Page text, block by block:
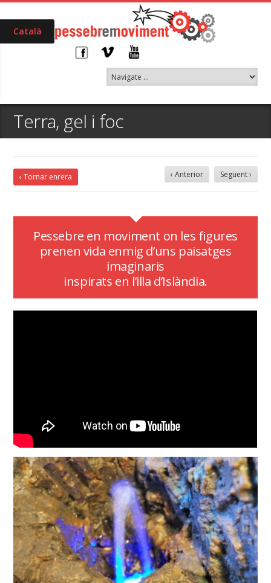
Català
Terra, gel i foc
‹ Tornar enrera ‹ Anterior Següent ›
Pessebre en moviment on les figures
prenen vida enmig d’uns paisatges
imaginaris
inspirats en l’illa d’Islàndia.